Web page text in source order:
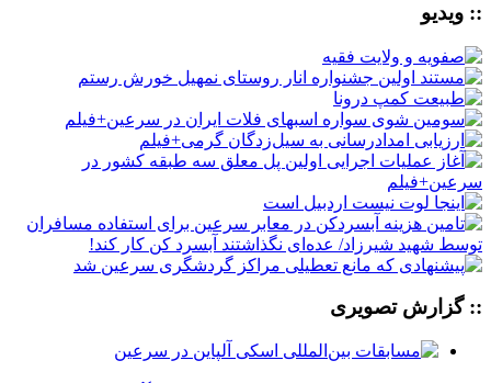
:: ویدیو
:: گزارش تصویری